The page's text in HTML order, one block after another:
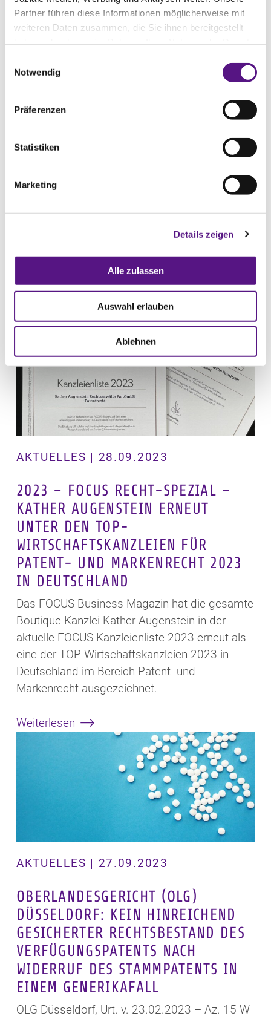
Partner führen diese Informationen möglicherweise mit
weiteren Daten zusammen, die Sie ihnen bereitgestellt
Notwendig
Präferenzen
Statistiken
Marketing
Details zeigen
Alle zulassen
Auswahl erlauben
Ablehnen
DR. BENJAMIN PESCH GEBEN
EINBLICKE ZU JÜNGSTEN
EIGENTUMS UND
PHARMAZEUTISCHEN SEKTOR IN
Auch in diesem Jahr haben unser Partner
Counsel Dr. Benjamin Pesch in der 4. Ausgabe
Intellectual Property and Competition Law
Review aufgrund ihrer Expertise im
aktuellen Entwicklungen im deutschen Markt
veröffentlicht.
Weiterlesen
AKTUELLES | 28.09.2023
2023 – FOCUS RECHT-SPEZIAL –
KATHER AUGENSTEIN ERNEUT
UNTER DEN TOP-
WIRTSCHAFTSKANZLEIEN FÜR
PATENT- UND MARKENRECHT 2023
IN DEUTSCHLAND
Das FOCUS-Business Magazin hat die gesamte
Boutique Kanzlei Kather Augenstein in der
aktuelle FOCUS-Kanzleienliste 2023 erneut als
eine der TOP-Wirtschaftskanzleien 2023 in
Deutschland im Bereich Patent- und
Markenrecht ausgezeichnet.
Weiterlesen
AKTUELLES | 27.09.2023
OBERLANDESGERICHT (OLG)
DÜSSELDORF: KEIN HINREICHEND
GESICHERTER RECHTSBESTAND DES
VERFÜGUNGSPATENTS NACH
WIDERRUF DES STAMMPATENTS IN
EINEM GENERIKAFALL
OLG Düsseldorf, Urt. v. 23.02.2023 – Az. 15 W